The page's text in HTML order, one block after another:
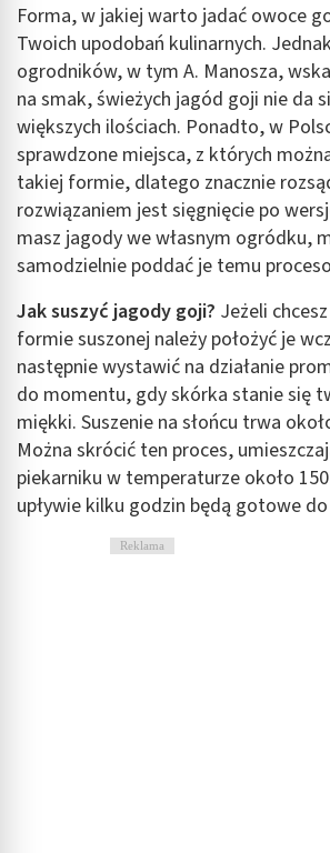
Forma, w jakiej warto jadać owoce
Twoich upodobań kulinarnych.
ogrodników, w tym A. Manosza,
na smak, świeżych jagód goji nie da
większych ilościach. Ponadto, w
sprawdzone miejsca, z których
takiej formie, dlatego znacznie
rozwiązaniem jest sięgnięcie po
masz jagody we własnym ogródku,
samodzielnie poddać je temu
Jak suszyć jagody goji? Jeżeli
formie suszonej należy położyć je
następnie wystawić na działanie
do momentu, gdy skórka stanie się
miękki. Suszenie na słońcu trwa
Można skrócić ten proces,
piekarniku w temperaturze około
upływie kilku godzin będą gotowe
Reklama